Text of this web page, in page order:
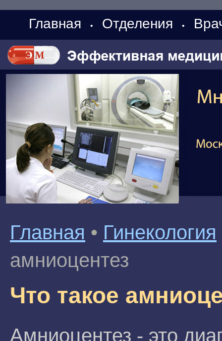
Главная • Отделения •
Главная • Гинекология
амниоцентез
Что такое
Амниоцентез - это